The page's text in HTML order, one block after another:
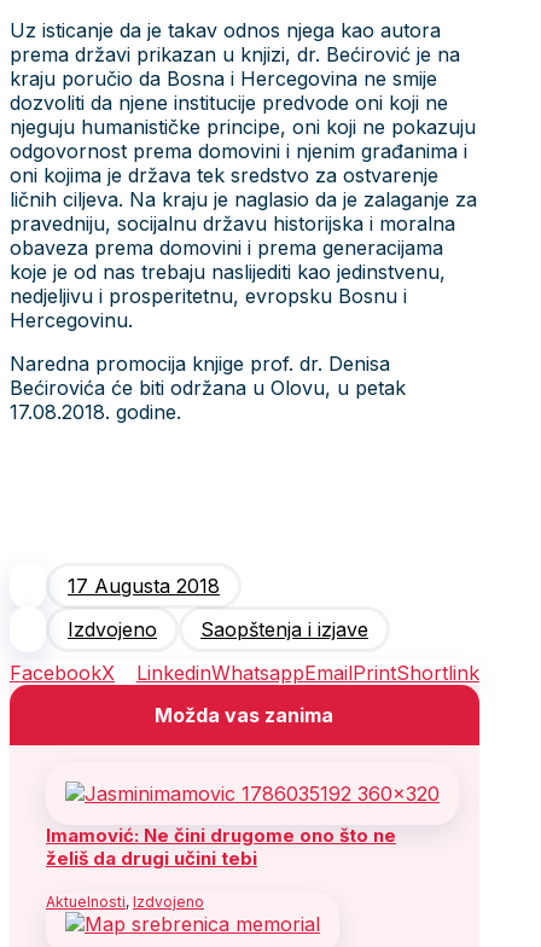
Uz isticanje da je takav odnos njega kao autora
prema državi prikazan u knjizi, dr. Bećirović je na
kraju poručio da Bosna i Hercegovina ne smije
dozvoliti da njene institucije predvode oni koji ne
njeguju humanističke principe, oni koji ne pokazuju
odgovornost prema domovini i njenim građanima i
oni kojima je država tek sredstvo za ostvarenje
ličnih ciljeva. Na kraju je naglasio da je zalaganje za
pravedniju, socijalnu državu historijska i moralna
obaveza prema domovini i prema generacijama
koje je od nas trebaju naslijediti kao jedinstvenu,
nedjeljivu i prosperitetnu, evropsku Bosnu i
Hercegovinu.
Naredna promocija knjige prof. dr. Denisa
Bećirovića će biti održana u Olovu, u petak
17.08.2018. godine.
17 Augusta 2018
Izdvojeno
Saopštenja i izjave
FacebookX LinkedinWhatsappEmailPrintShortlink
Možda vas zanima
Imamović: Ne čini drugome ono što ne
želiš da drugi učini tebi
Aktuelnosti, Izdvojeno